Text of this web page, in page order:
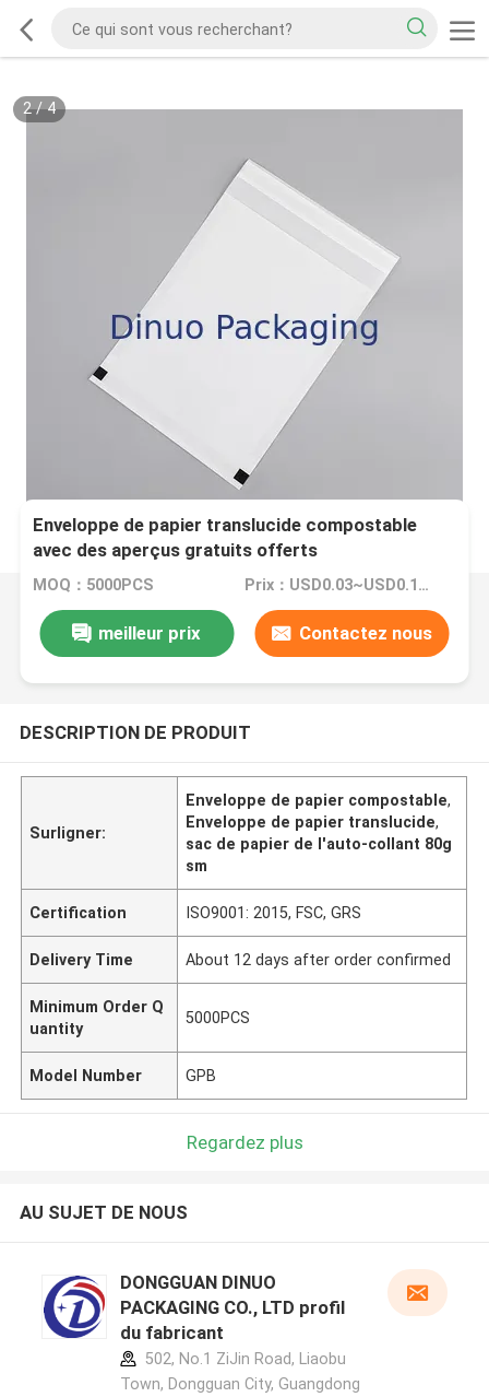
2/4
Enveloppe de papier translucide compostable
avec des aperçus gratuits offerts
MOQ：5000PCS Prix：USD0.03~USD0.15/PC
meilleur prix Contactez nous
DESCRIPTION DE PRODUIT
Surligner:
Enveloppe de papier compostable,
Enveloppe de papier translucide,
sac de papier de l'auto-collant 80g
sm
Certification ISO9001: 2015, FSC, GRS
Delivery Time About 12 days after order confirmed
Minimum Order Q
uantity
5000PCS
Model Number GPB
Regardez plus
AU SUJET DE NOUS
DONGGUAN DINUO
PACKAGING CO., LTD profil
du fabricant
502, No.1 ZiJin Road, Liaobu
Town, Dongguan City, Guangdong